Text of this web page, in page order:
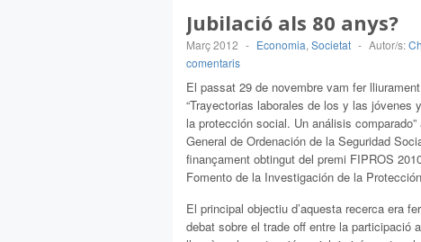
Jubilació als 80 anys?
Març 2012 - Economia, Societat - Autor/s:
comentaris
El passat 29 de novembre vam fer lliurament
“Trayectorias laborales de los y las jóvenes
la protección social. Un análisis
General de Ordenación de la Seguridad
finançament obtingut del premi FIPROS
Fomento de la Investigación de la
El principal objectiu d’aquesta recerca era
debat sobre el trade off entre la participació